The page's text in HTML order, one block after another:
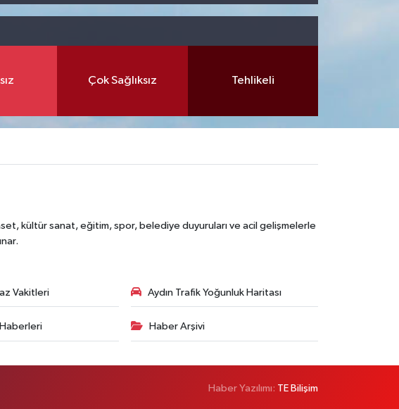
Çok Sağlıksız Tehlikeli
kültür sanat, eğitim, spor, belediye duyuruları ve acil gelişmelerle
Vakitleri Aydın Trafik Yoğunluk Haritası
Haber Arşivi
Haber Yazılımı: TE Bilişim